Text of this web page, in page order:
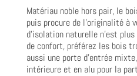
Matériau noble hors pair, le
puis procure de l’originalité à
d’isolation naturelle n’est
de confort, préférez les bois
aussi une porte d’entrée
intérieure et en alu pour la